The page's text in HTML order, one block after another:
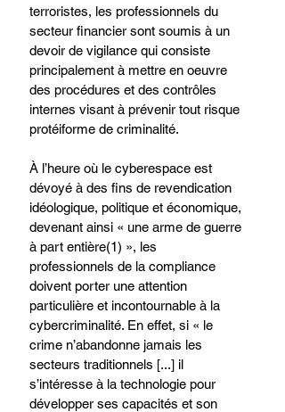
terroristes, les professionnels du
secteur financier sont soumis à un
devoir de vigilance qui consiste
principalement à mettre en oeuvre
des procédures et des contrôles
internes visant à prévenir tout risque
protéiforme de criminalité.
À l’heure où le cyberespace est
dévoyé à des fins de revendication
idéologique, politique et économique,
devenant ainsi « une arme de guerre
à part entière(1) », les
professionnels de la compliance
doivent porter une attention
particulière et incontournable à la
cybercriminalité. En effet, si « le
crime n’abandonne jamais les
secteurs traditionnels [...] il
s’intéresse à la technologie pour
développer ses capacités et son